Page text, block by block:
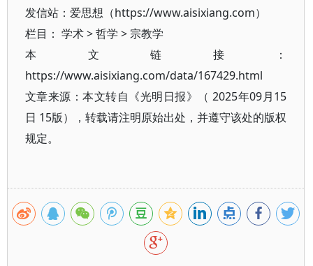
发信站：爱思想（https://www.aisixiang.com）
栏目： 学术>哲学 >宗教学
本文链接：
https://www.aisixiang.com/data/167429.html
文章来源：本文转自《光明日报》（ 2025年09月15
日 15版），转载请注明原始出处，并遵守该处的版权
规定。